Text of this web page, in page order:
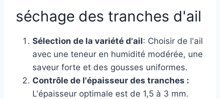
séchage des tranches d'ail
Sélection de la variété d'ail: Choisir de l'ail
avec une teneur en humidité modérée, une
saveur forte et des gousses uniformes.
Contrôle de l'épaisseur des tranches :
L'épaisseur optimale est de 1,5 à 3 mm.